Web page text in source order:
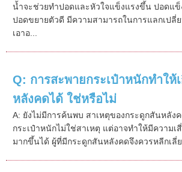
น้ำจะช่วยทำปอดและหัวใจแข็งแรงขึ้น ปอดแข็
ปอดขยายตัวดี มีความสามารถในการแลกเปลี่
เอาอ...
Q: การสะพายกระเป๋าหนักทำให้
หลังคดได้ ใช่หรือไม่
A: ยังไม่มีการค้นพบ สาเหตุของกระดูกสันหลัง
กระเป๋าหนักไม่ใช่สาเหตุ แต่อาจทำให้มีความเ
มากขึ้นได้ ผู้ที่มีกระดูกสันหลังคดจึงควรหลีกเลี่ย